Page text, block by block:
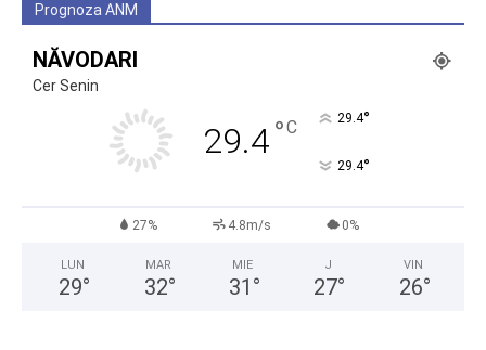
Prognoza ANM
NĂVODARI
Cer Senin
29.4°C 29.4°
29.4°
27% 4.8m/s 0%
LUN
29°
MAR
32°
MIE
31 °
J
27°
VIN
26°